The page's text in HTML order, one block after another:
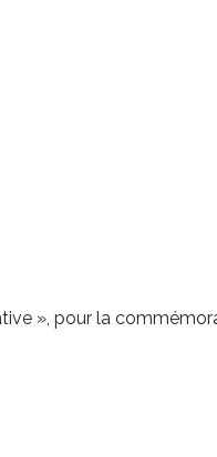
», pour la